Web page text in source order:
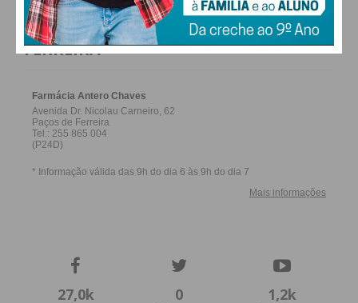
FARMACIAS DE SERVIÇO EM PAÇOS DE
FERREIRA
27,0k 0 1,2k